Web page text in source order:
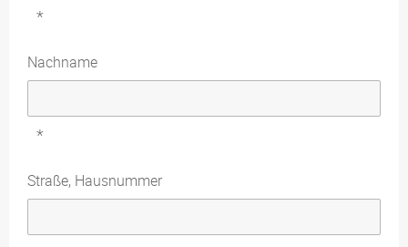
*
Nachname
*
Straße, Hausnummer